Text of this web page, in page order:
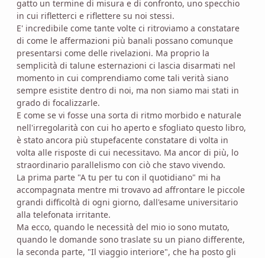
gatto un termine di misura e di confronto, uno specchio
in cui rifletterci e riflettere su noi stessi.
E' incredibile come tante volte ci ritroviamo a constatare
di come le affermazioni più banali possano comunque
presentarsi come delle rivelazioni. Ma proprio la
semplicità di talune esternazioni ci lascia disarmati nel
momento in cui comprendiamo come tali verità siano
sempre esistite dentro di noi, ma non siamo mai stati in
grado di focalizzarle.
E come se vi fosse una sorta di ritmo morbido e naturale
nell'irregolarità con cui ho aperto e sfogliato questo libro,
è stato ancora più stupefacente constatare di volta in
volta alle risposte di cui necessitavo. Ma ancor di più, lo
straordinario parallelismo con ciò che stavo vivendo.
La prima parte "A tu per tu con il quotidiano" mi ha
accompagnata mentre mi trovavo ad affrontare le piccole
grandi difficoltà di ogni giorno, dall'esame universitario
alla telefonata irritante.
Ma ecco, quando le necessità del mio io sono mutato,
quando le domande sono traslate su un piano differente,
la seconda parte, "Il viaggio interiore", che ha posto gli